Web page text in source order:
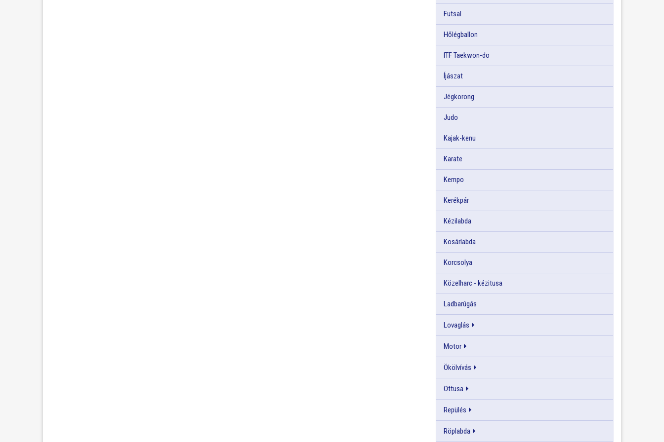
Futsal
Hőlégballon
ITF Taekwon-do
Íjászat
Jégkorong
Judo
Kajak-kenu
Karate
Kempo
Kerékpár
Kézilabda
Kosárlabda
Korcsolya
Közelharc - kézitusa
Ladbarúgás
Lovaglás
Motor
Ökölvívás
Öttusa
Repülés
Röplabda